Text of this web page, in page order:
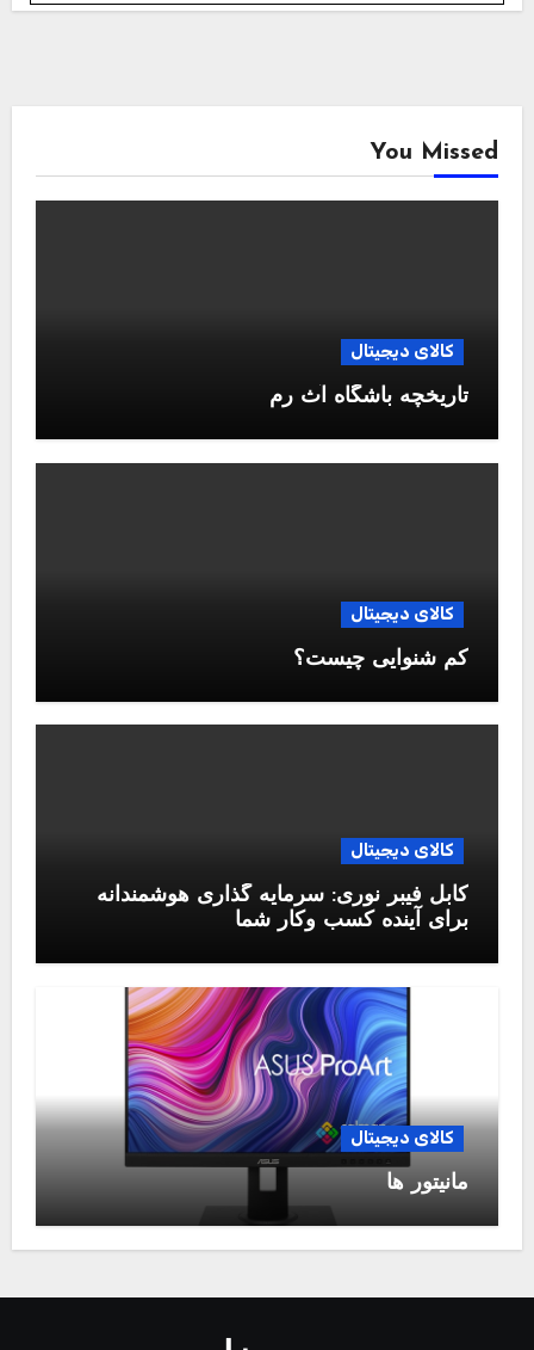
You Missed
کالای دیجیتال
تاریخچه باشگاه آث رم
کالای دیجیتال
کم شنوایی چیست؟
کالای دیجیتال
کابل فیبر نوری: سرمایه گذاری هوشمندانه
برای آینده کسب وکار شما
کالای دیجیتال
مانیتور ها